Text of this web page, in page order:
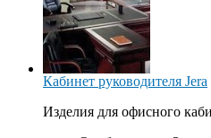
Кабинет руководителя Jera
Изделия для офисного